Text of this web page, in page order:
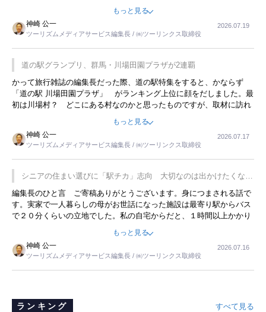
んてことは、冗談でもいえません。そんな中で、この企画展はタイム
もっと見る
神崎 公一
ツーリズムメディアサービス編集長 / ㈱ツーリンクス取締役
2026.07.19
道の駅グランプリ、群馬・川場田園プラザが2連覇
かって旅行雑誌の編集長だった際、道の駅特集をすると、かならず
「道の駅 川場田園プラザ」 がランキング上位に顔をだしました。最
初は川場村？ どこにある村なのかと思ったものですが、取材に訪れ
永井 彰一社長にインタビューしたら、興味深い話が次々が飛び出しま
した。プレゼンも巧みで、今でも思い出すことが２つあります。一つ
は、従業員に東京ディズニーランドを見学させ、サービス業、接客業
の何かを理解してもらっていることです。 もう一つは1800円もする
プレミアムヨーグルトを販売するにあたり、社内に懸念もあったそう
です。永井社長は、駐車場に都内ナンバーの高級外車が停まっている
ことに目をつけ、高級商品でも売れると確信したそうです。今回の記
事を懐かしく読みました。
もっと見る
神崎 公一
ツーリズムメディアサービス編集長 / ㈱ツーリンクス取締役
2026.07.17
シニアの住まい選びに「駅チカ」志向 大切なのは出かけたくなる
暮らし
編集長のひと言 ご寄稿ありがとうございます。身につまされる話で
す。実家で一人暮らしの母がお世話になった施設は最寄り駅からバス
で２０分くらいの立地でした。私の自宅からだと、１時間以上かかり
ました。母の住まいから近いという理由で、その施設を選択したので
すが、私と妹にとっては、半日仕事ででした。シニアの住まい選び
は、当人だけではなく、世話をする家族の足の便も考えない外池ない
と思いました。
もっと見る
神崎 公一
ツーリズムメディアサービス編集長 / ㈱ツーリンクス取締役
2026.07.16
ランキング すべて見る